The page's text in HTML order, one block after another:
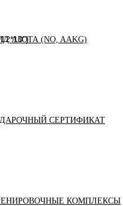
АЗОТА (NO, AAKG)
СЕРТИФИКАТ
КОМПЛЕКСЫ